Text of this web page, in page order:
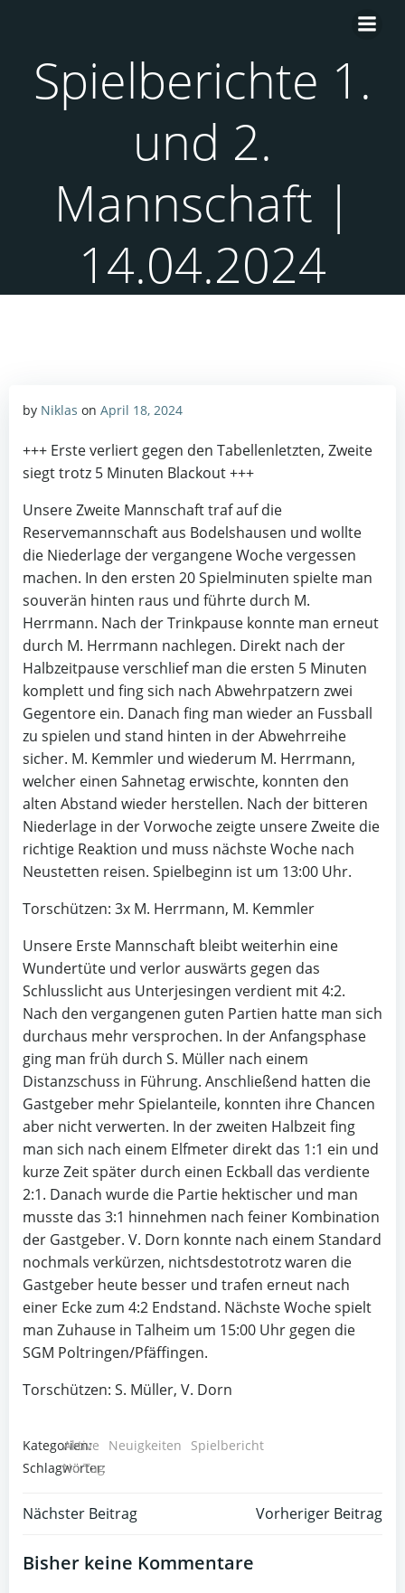
Spielberichte 1.
und 2.
Mannschaft |
14.04.2024
by Niklas on April 18, 2024
+++ Erste verliert gegen den Tabellenletzten, Zweite
siegt trotz 5 Minuten Blackout +++
Unsere Zweite Mannschaft traf auf die
Reservemannschaft aus Bodelshausen und wollte
die Niederlage der vergangene Woche vergessen
machen. In den ersten 20 Spielminuten spielte man
souverän hinten raus und führte durch M.
Herrmann. Nach der Trinkpause konnte man erneut
durch M. Herrmann nachlegen. Direkt nach der
Halbzeitpause verschlief man die ersten 5 Minuten
komplett und fing sich nach Abwehrpatzern zwei
Gegentore ein. Danach fing man wieder an Fussball
zu spielen und stand hinten in der Abwehrreihe
sicher. M. Kemmler und wiederum M. Herrmann,
welcher einen Sahnetag erwischte, konnten den
alten Abstand wieder herstellen. Nach der bitteren
Niederlage in der Vorwoche zeigte unsere Zweite die
richtige Reaktion und muss nächste Woche nach
Neustetten reisen. Spielbeginn ist um 13:00 Uhr.
Torschützen: 3x M. Herrmann, M. Kemmler
Unsere Erste Mannschaft bleibt weiterhin eine
Wundertüte und verlor auswärts gegen das
Schlusslicht aus Unterjesingen verdient mit 4:2.
Nach den vergangenen guten Partien hatte man sich
durchaus mehr versprochen. In der Anfangsphase
ging man früh durch S. Müller nach einem
Distanzschuss in Führung. Anschließend hatten die
Gastgeber mehr Spielanteile, konnten ihre Chancen
aber nicht verwerten. In der zweiten Halbzeit fing
man sich nach einem Elfmeter direkt das 1:1 ein und
kurze Zeit später durch einen Eckball das verdiente
2:1. Danach wurde die Partie hektischer und man
musste das 3:1 hinnehmen nach feiner Kombination
der Gastgeber. V. Dorn konnte nach einem Standard
nochmals verkürzen, nichtsdestotrotz waren die
Gastgeber heute besser und trafen erneut nach
einer Ecke zum 4:2 Endstand. Nächste Woche spielt
man Zuhause in Talheim um 15:00 Uhr gegen die
SGM Poltringen/Pfäffingen.
Torschützen: S. Müller, V. Dorn
Kategorien:
Aktive Neuigkeiten
Spielbericht
Schlagwörter:
No Tag
Post
navigation
Nächster Beitrag
Post
navigation
Vorheriger Beitrag
Bisher keine Kommentare